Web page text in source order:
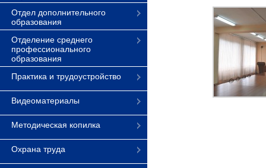
Отдел дополнительного
образования
Отделение среднего
профессионального
образования
Практика и трудоустройство
Видеоматериалы
Методическая копилка
Охрана труда